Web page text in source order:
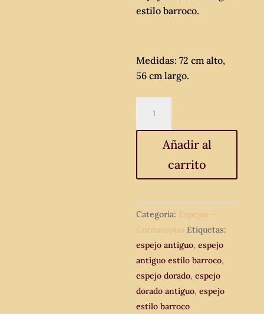
estilo barroco.
Medidas: 72 cm alto,
56 cm largo.
dorado
antiguo
cantidad
Añadir al
carrito
Categoría: Espejos -
Cornucopias Etiquetas:
espejo antiguo,espejo
antiguo estilo barroco,
espejo dorado,espejo
dorado antiguo,espejo
estilo barroco